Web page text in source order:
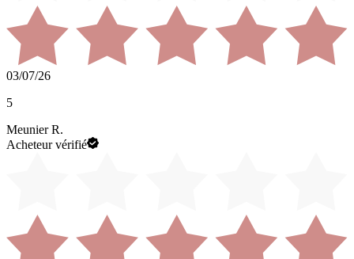
03/07/26
5
Meunier R.
Acheteur vérifié